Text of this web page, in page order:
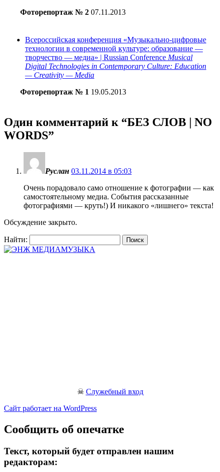
Фоторепортаж № 2 07.11.2013
Всероссийская конференция «Музыкально-цифровые
технологии в современной культуре: образование —
творчество — медиа» | Russian Conference Musical
Digital Technologies in Contemporary Culture: Education
— Creativity — Media
Фоторепортаж № 1 19.05.2013
Один комментарий к “БЕЗ СЛОВ | NO
WORDS”
Руслан 03.11.2014 в 05:03
Очень порадовало само отношение к фотографии — как
самостоятельному медиа. События рассказанные
фотографиями — круть!) И никакого «лишнего» текста!
Обсуждение закрыто.
Найти:
☠ Служебный вход
Сайт работает на WordPress
Сообщить об опечатке
Текст, который будет отправлен нашим
редакторам: